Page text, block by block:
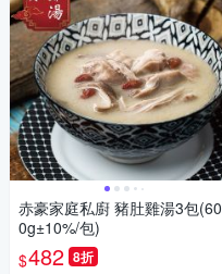
赤豪家庭私廚 豬肚雞湯3包(60
0g±10%/包)
$482 8折